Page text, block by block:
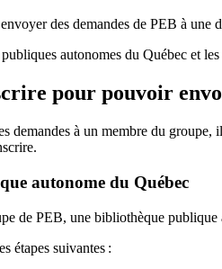
des demandes de PEB à une
autonomes du Québec et
pour pouvoir
demandes à un membre du
autonome du Québec
de PEB, une bibliothèque
étapes suivantes :